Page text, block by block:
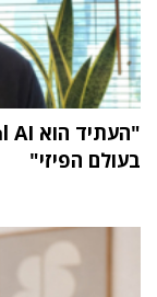
בעולם הפיזי"